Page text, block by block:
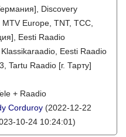
Discovery
Europe, TNT, TCC,
Eesti Raadio
Eesti Raadio
Tartu Raadio [г. Тарту]
+ Raadio
Corduroy (2022-12-22
10-24 10:24:01)